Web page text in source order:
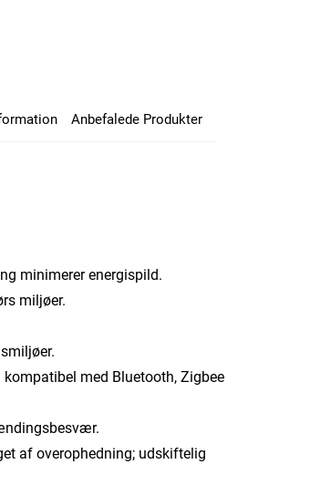
Anbefalede Produkter
minimerer energispild.
miljøer.
med Bluetooth, Zigbee
af overophedning; udskiftelig